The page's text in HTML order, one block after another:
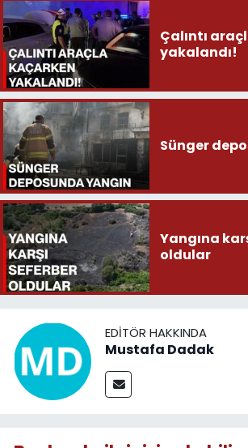
Çalıntı
yakalandı!
Sünger
Yangına
oldular
EDITÖR HAKKINDA
Mustafa Dadak